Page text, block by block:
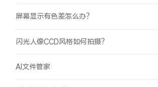
屏幕显示有色差怎么办？
闪光人像CCD风格如何拍摄？
AI文件管家